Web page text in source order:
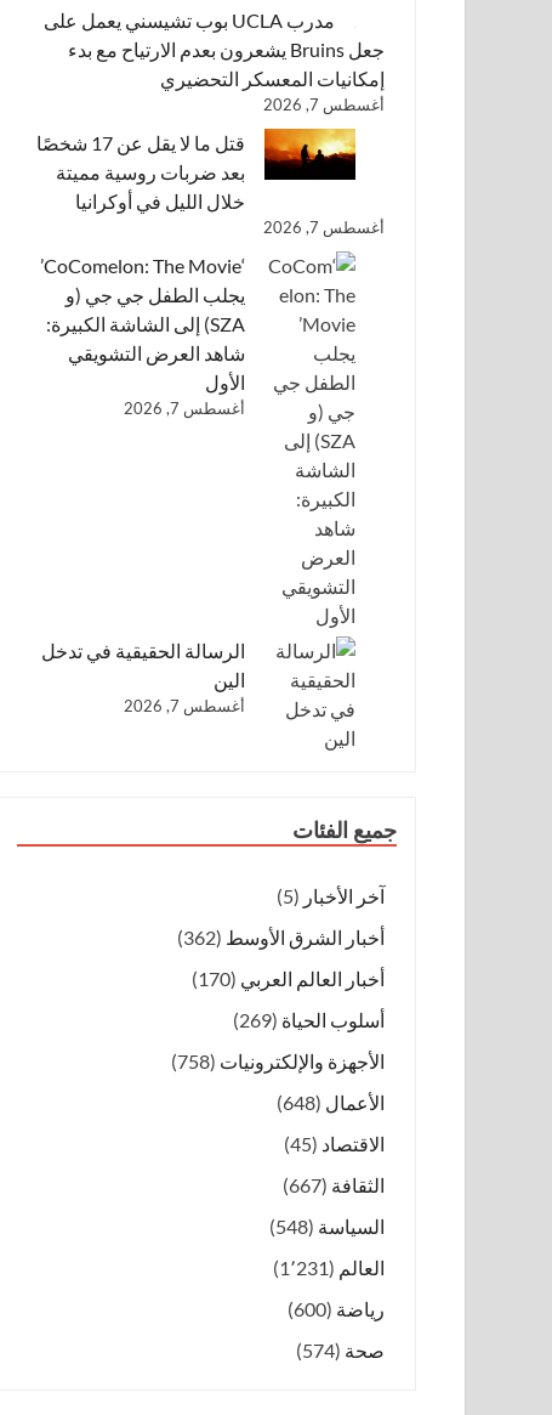
مدرب UCLA بوب تشيسني يعمل على
جعل Bruins يشعرون بعدم الارتياح مع بدء
إمكانيات المعسكر التحضيري
أغسطس 7, 2026
قتل ما لا يقل عن 17 شخصًا
بعد ضربات روسية مميتة
خلال الليل في أوكرانيا
أغسطس 7, 2026
‘CoComelon: The Movie’
يجلب الطفل جي جي (و
SZA) إلى الشاشة الكبيرة:
شاهد العرض التشويقي
الأول
أغسطس 7, 2026
الرسالة الحقيقية في تدخل
الين
أغسطس 7, 2026
جميع الفئات
آخر الأخبار (5)
أخبار الشرق الأوسط (362)
أخبار العالم العربي (170)
أسلوب الحياة (269)
الأجهزة والإلكترونيات (758)
الأعمال (648)
الاقتصاد (45)
الثقافة (667)
السياسة (548)
العالم (1٬231)
رياضة (600)
صحة (574)